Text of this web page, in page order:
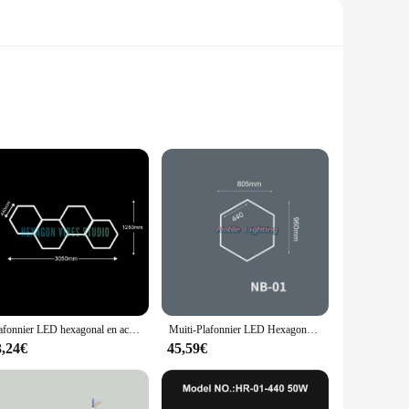
designed to provide bright, even illumination while
need for frequent replacements. Whether you're
piece that adds a modern touch to your interior
a variety of configurations to suit your specific lighting
included in the package. This means you can enjoy the
minimal upkeep to ensure they continue to
Plafonnier LED hexagonal en accent d'abeille pour garage, éclairage de tube pour réparation de voiture, éclairage de détail, salle de sport, salon de coiffure, 110V-240V Muiti-Plafonnier LED Hexagonal en Nid d'Abeille, Éclairage d'Atelier et de Barbier, Efficace 402, Personnalisé
45,59€